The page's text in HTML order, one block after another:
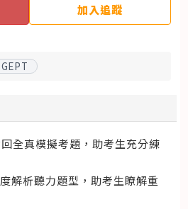
加入追蹤
GEPT
全真模擬考題，助考生充分練
解析聽力題型，助考生瞭解重